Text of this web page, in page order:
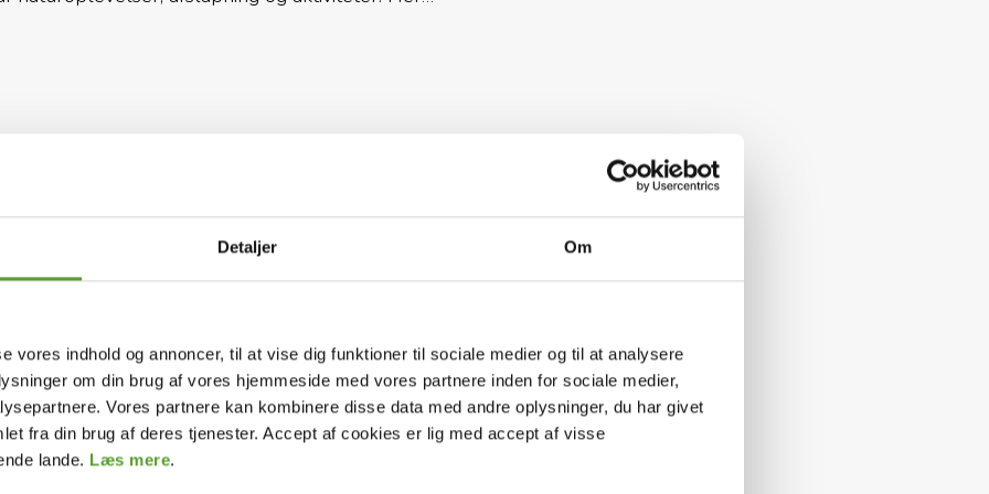
Detaljer Om
vores indhold og annoncer, til at vise dig funktioner til sociale medier og til at analysere
om din brug af vores hjemmeside med vores partnere inden for sociale medier,
Vores partnere kan kombinere disse data med andre oplysninger, du har givet
fra din brug af deres tjenester. Accept af cookies er lig med accept af visse
lande. Læs mere.
kyst – ideelt til en ferie med ro og nærvær,
Vi ligger på den smukke kyststrækning mellem
og med egen sø, som skaber en afslappende
en café med mulighed for morgenbrød og
mulighed for cykeludlejning, og på pladsen
og aktiviteter i området.
– fra enkle hytter til komfortable hytter med